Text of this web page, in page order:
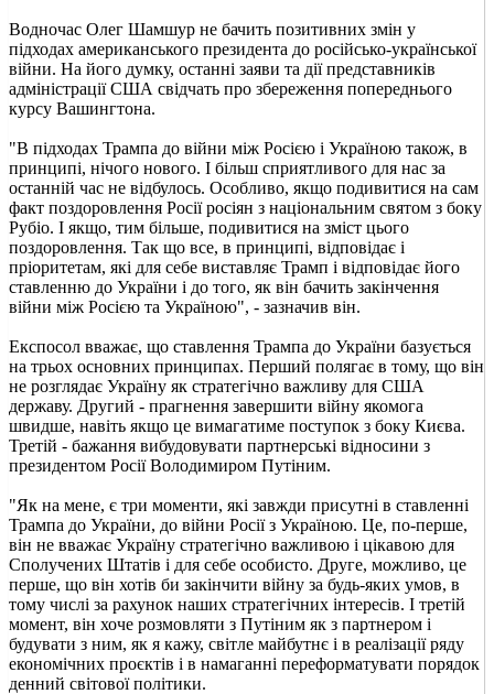
Водночас Олег Шамшур не бачить позитивних змін у
підходах американського президента до російсько-української
війни. На його думку, останні заяви та дії представників
адміністрації США свідчать про збереження попереднього
курсу Вашингтона.
"В підходах Трампа до війни між Росією і Україною також, в
принципі, нічого нового. І більш сприятливого для нас за
останній час не відбулось. Особливо, якщо подивитися на сам
факт поздоровлення Росії росіян з національним святом з боку
Рубіо. І якщо, тим більше, подивитися на зміст цього
поздоровлення. Так що все, в принципі, відповідає і
пріоритетам, які для себе виставляє Трамп і відповідає його
ставленню до України і до того, як він бачить закінчення
війни між Росією та Україною", - зазначив він.
Експосол вважає, що ставлення Трампа до України базується
на трьох основних принципах. Перший полягає в тому, що він
не розглядає Україну як стратегічно важливу для США
державу. Другий - прагнення завершити війну якомога
швидше, навіть якщо це вимагатиме поступок з боку Києва.
Третій - бажання вибудовувати партнерські відносини з
президентом Росії Володимиром Путіним.
"Як на мене, є три моменти, які завжди присутні в ставленні
Трампа до України, до війни Росії з Україною. Це, по-перше,
він не вважає Україну стратегічно важливою і цікавою для
Сполучених Штатів і для себе особисто. Друге, можливо, це
перше, що він хотів би закінчити війну за будь-яких умов, в
тому числі за рахунок наших стратегічних інтересів. І третій
момент, він хоче розмовляти з Путіним як з партнером і
будувати з ним, як я кажу, світле майбутнє і в реалізації ряду
економічних проєктів і в намаганні переформатувати порядок
денний світової політики.